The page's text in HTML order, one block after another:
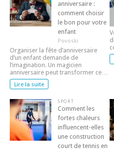
anniversaire :
comment choisir
le bon pour votre
enfant
Povoski
Organiser la fête d’anniversaire
d’un enfant demande de
l’imagination. Un magicien
anniversaire peut transformer ce…
Lire la suite
SPORT
Comment les
fortes chaleurs
influencent-elles
une construction
court de tennis en